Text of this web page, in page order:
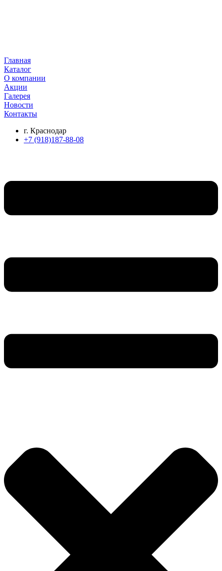
Главная
Каталог
О компании
Акции
Галерея
Новости
Контакты
г. Краснодар
+7 (918)187-88-08